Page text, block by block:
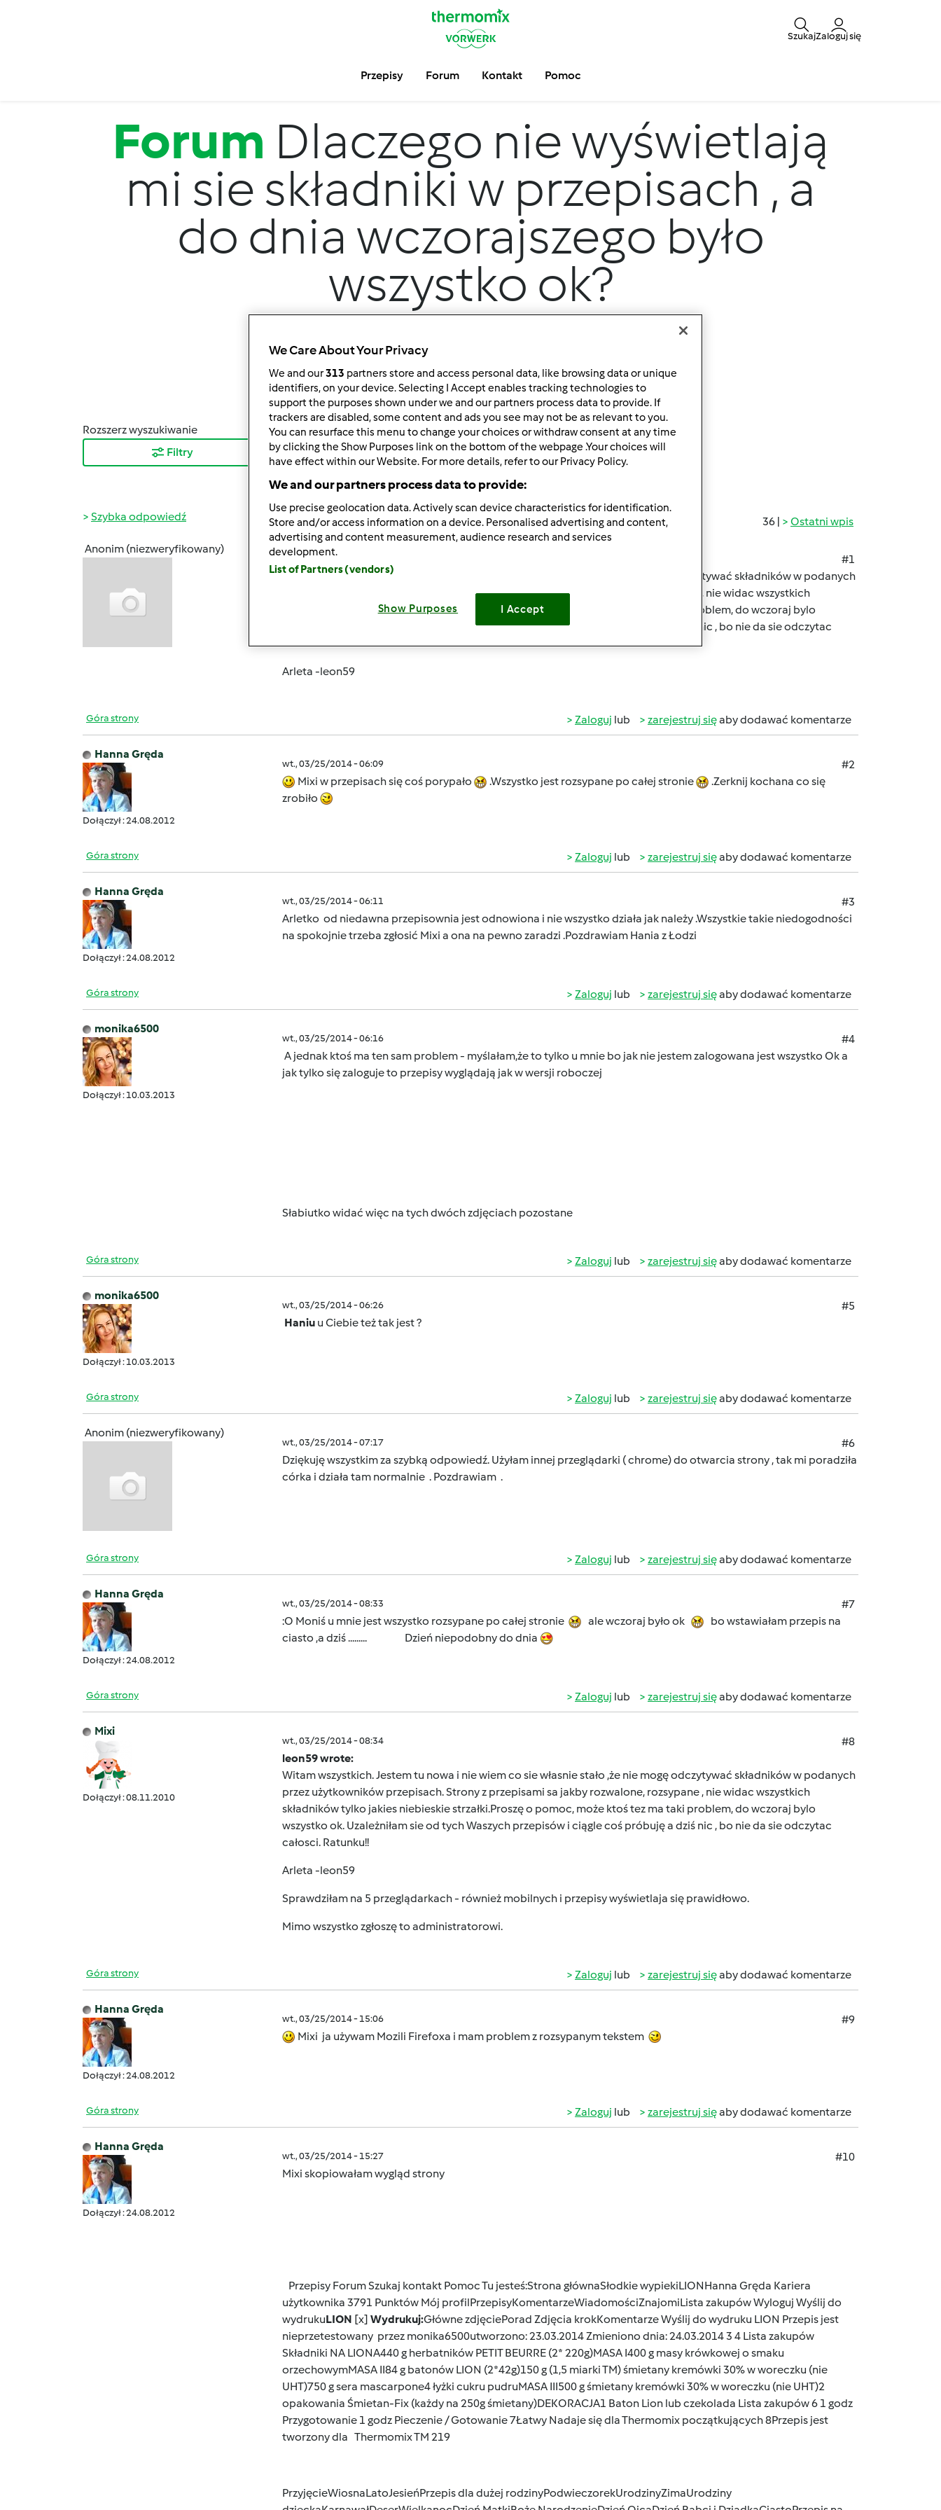
SzukajZaloguj się
Przepisy Forum Kontakt Pomoc
Forum Dlaczego nie wyświetlają
mi sie składniki w przepisach , a
do dnia wczorajszego było
wszystko ok?
Rozszerz wyszukiwanie
Filtry
Sortuj po:
Najnowsze wyniki
Wyników na stronę:
10
36 | Ostatni wpis
Szybka odpowiedź
Anonim (niezweryfikowany)
pon., 03/24/2014 - 21:26
#1
Witam wszystkich. Jestem tu nowa i nie wiem co sie własnie stało ,że nie mogę odczytywać składników w podanych
przez użytkowników przepisach. Strony z przepisami sa jakby rozwalone, rozsypane , nie widac wszystkich
składników tylko jakies niebieskie strzałki.Proszę o pomoc, może ktoś tez ma taki problem, do wczoraj bylo
wszystko ok. Uzależniłam sie od tych Waszych przepisów i ciągle coś próbuję a dziś nic , bo nie da sie odczytac
całosci. Ratunku!!
Arleta -leon59
Góra strony Zaloguj lub zarejestruj sięaby dodawać komentarze
Hanna Gręda
Dołączył : 24.08.2012
wt., 03/25/2014 - 06:09
#2
Mixi w przepisach się coś porypało
.Wszystko jest rozsypane po całej stronie
.Zerknij kochana co się
zrobiło
Góra strony Zaloguj lub zarejestruj sięaby dodawać komentarze
Hanna Gręda
Dołączył : 24.08.2012
wt., 03/25/2014 - 06:11
#3
Arletko od niedawna przepisownia jest odnowiona i nie wszystko działa jak należy .Wszystkie takie niedogodności
na spokojnie trzeba zgłosić Mixi a ona na pewno zaradzi .Pozdrawiam Hania z Łodzi
Góra strony Zaloguj lub zarejestruj sięaby dodawać komentarze
monika6500
Dołączył : 10.03.2013
wt., 03/25/2014 - 06:16
#4
A jednak ktoś ma ten sam problem - myślałam,że to tylko u mnie bo jak nie jestem zalogowana jest wszystko Ok a
jak tylko się zaloguje to przepisy wyglądają jak w wersji roboczej
Słabiutko widać więc na tych dwóch zdjęciach pozostane
Góra strony Zaloguj lub zarejestruj sięaby dodawać komentarze
monika6500
Dołączył : 10.03.2013
wt., 03/25/2014 - 06:26
#5
Haniu u Ciebie też tak jest ?
Góra strony Zaloguj lub zarejestruj sięaby dodawać komentarze
Anonim (niezweryfikowany)
wt., 03/25/2014 - 07:17
#6
Dziękuję wszystkim za szybką odpowiedź. Użyłam innej przeglądarki ( chrome) do otwarcia strony , tak mi poradziła
córka i działa tam normalnie . Pozdrawiam .
Góra strony Zaloguj lub zarejestruj sięaby dodawać komentarze
Hanna Gręda
Dołączył : 24.08.2012
wt., 03/25/2014 - 08:33
#7
:O Moniś u mnie jest wszystko rozsypane po całej stronie
ale wczoraj było ok
bo wstawiałam przepis na
ciasto ,a dziś ......... Dzień niepodobny do dnia
Góra strony Zaloguj lub zarejestruj sięaby dodawać komentarze
Mixi
Dołączył : 08.11.2010
wt., 03/25/2014 - 08:34
#8
leon59 wrote:
Witam wszystkich. Jestem tu nowa i nie wiem co sie własnie stało ,że nie mogę odczytywać składników w podanych
przez użytkowników przepisach. Strony z przepisami sa jakby rozwalone, rozsypane , nie widac wszystkich
składników tylko jakies niebieskie strzałki.Proszę o pomoc, może ktoś tez ma taki problem, do wczoraj bylo
wszystko ok. Uzależniłam sie od tych Waszych przepisów i ciągle coś próbuję a dziś nic , bo nie da sie odczytac
całosci. Ratunku!!
Arleta -leon59
Sprawdziłam na 5 przeglądarkach - również mobilnych i przepisy wyświetlaja się prawidłowo.
Mimo wszystko zgłoszę to administratorowi.
Góra strony Zaloguj lub zarejestruj sięaby dodawać komentarze
Hanna Gręda
Dołączył : 24.08.2012
wt., 03/25/2014 - 15:06
#9
Mixi ja używam Mozili Firefoxa i mam problem z rozsypanym tekstem
Góra strony Zaloguj lub zarejestruj sięaby dodawać komentarze
Hanna Gręda
Dołączył : 24.08.2012
wt., 03/25/2014 - 15:27
#10
Mixi skopiowałam wygląd strony
Przepisy ForumSzukaj kontakt PomocTu jesteś:Strona głównaSłodkie wypiekiLIONHanna Gręda Kariera
użytkownika 3791 Punktów Mój profilPrzepisyKomentarzeWiadomościZnajomiLista zakupówWyloguj Wyślij do
wydrukuLION [x] Wydrukuj:Główne zdjęciePorad Zdjęcia krokKomentarzeWyślij do wydruku LION Przepis jest
nieprzetestowany przez monika6500utworzono: 23.03.2014 Zmieniono dnia: 24.03.2014 3 4 Lista zakupów
Składniki NA LIONA440 g herbatników PETIT BEURRE (2* 220g)MASA I400 g masy krówkowej o smaku
orzechowymMASA II84 g batonów LION (2*42g)150 g (1,5 miarki TM) śmietany kremówki 30% w woreczku (nie
UHT)750 g sera mascarpone4 łyżki cukru pudruMASA III500 g śmietany kremówki 30% w woreczku (nie UHT)2
opakowania Śmietan-Fix (każdy na 250g śmietany)DEKORACJA1 Baton Lion lub czekolada Lista zakupów6 1 godz
Przygotowanie 1 godz Pieczenie / Gotowanie 7Łatwy Nadaje się dla Thermomix początkujących 8Przepis jest
tworzony dla Thermomix TM 219
PrzyjęcieWiosnaLatoJesieńPrzepis dla dużej rodzinyPodwieczorekUrodzinyZimaUrodziny
We Care About Your Privacy
We and our313 partners store and access personal data, like browsing data or unique
identifiers, on your device. Selecting I Accept enables tracking technologies to
support the purposes shown under we and our partners process data to provide. If
trackers are disabled, some content and ads you see may not be as relevant to you.
You can resurface this menu to change your choices or withdraw consent at any time
by clicking the Show Purposes link on the bottom of the webpage .Your choices will
have effect within our Website. For more details, refer to our Privacy Policy.
We and our partners process data to provide:
Use precise geolocation data. Actively scan device characteristics for identification.
Store and/or access information on a device. Personalised advertising and content,
advertising and content measurement, audience research and services
development.
List of Partners (vendors)
Show Purposes I Accept